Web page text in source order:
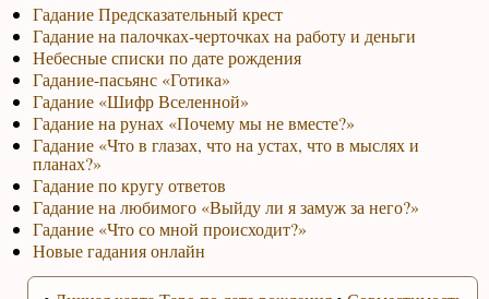
Гадание Предсказательный крест
Гадание на палочках-черточках на работу и деньги
Небесные списки по дате рождения
Гадание-пасьянс «Готика»
Гадание «Шифр Вселенной»
Гадание на рунах «Почему мы не вместе?»
Гадание «Что в глазах, что на устах, что в мыслях и
планах?»
Гадание по кругу ответов
Гадание на любимого «Выйду ли я замуж за него?»
Гадание «Что со мной происходит?»
Новые гадания онлайн